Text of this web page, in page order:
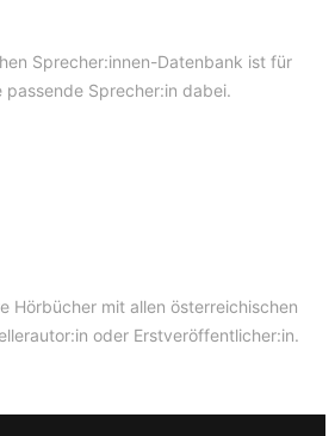
Sprecher:innen-Datenbank ist für
Sprecher:in dabei.
Hörbücher mit allen österreichischen
oder Erstveröffentlicher:in.